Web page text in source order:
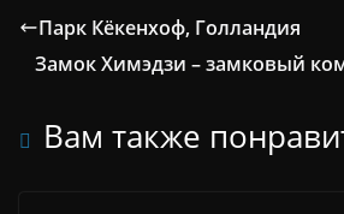
Парк Кёкенхоф, Голландия
Замок Химэдзи – замковый
Вам также